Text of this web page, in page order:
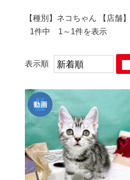
【種別】ネコちゃん 【店舗
1件中 1～1件を表示
表示順